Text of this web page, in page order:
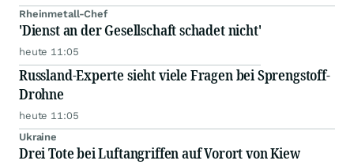
Rheinmetall-Chef
'Dienst an der Gesellschaft schadet nicht'
heute 11:05
Russland-Experte sieht viele Fragen bei Sprengstoff-
Drohne
heute 11:05
Ukraine
Drei Tote bei Luftangriffen auf Vorort von Kiew